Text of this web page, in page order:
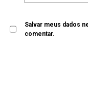
Salvar meus dados
comentar.